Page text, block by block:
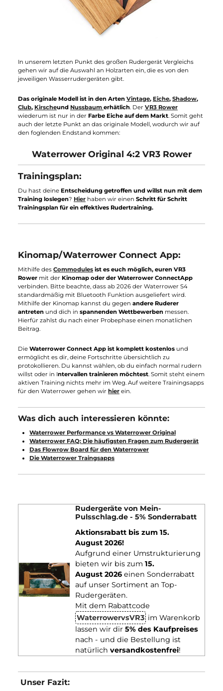
Holzauswahl:
gehen wir auf die Auswahl an Holzarten ein, die es von den
jeweiligen Wasserrudergeräten gibt.
Das originale Modell ist in den ArtenVintage,Eiche,Shadow
Club,KirscheundNussbaumerhätlich
auch der letzte Punkt an das originale Modell, wodurch wir auf
den foglenden Endstand kommen:
Waterrower Original 4:2 VR3 Rower
Kinomap/Waterrower Connect App:
Mithilfe des Commodules ist es euch möglich, euren VR3
Rowermit derKinomap oder der Waterrower Connect
verbinden. Bitte beachte, dass ab 2026 der Waterrower S4
standardmäßig mit Bluetooth Funktion ausgeliefert wird.
Mithilfe der Kinomap kannst du gegenandere Ruderer
und dich inspannenden Wettbewerbenmessen.
Hierfür zahlst du nach einer Probephase einen monatlichen
DieWaterrower Connect App ist komplett kostenlosund
protokollieren. Du kannst wählen, ob du einfach normal
willst oder in Intervallen trainieren möchtest